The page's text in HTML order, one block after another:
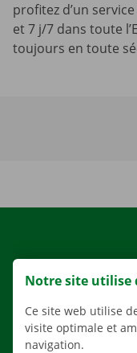
profitez d’un
et 7 j/7 dans toute
toujours en toute
Notre site utilise
Ce site web utilise
visite optimale et
navigation.